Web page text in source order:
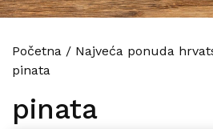
Početna / Najveća ponuda
pinata
pinata